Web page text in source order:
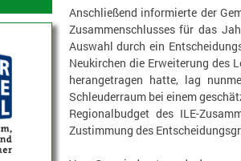
Anschließend informierte der
Zusammenschlusses für das
Auswahl durch ein
Neukirchen die Erweiterung des
herangetragen hatte, lag
Schleuderraum bei einem
Regionalbudget des ILE-
Zustimmung des